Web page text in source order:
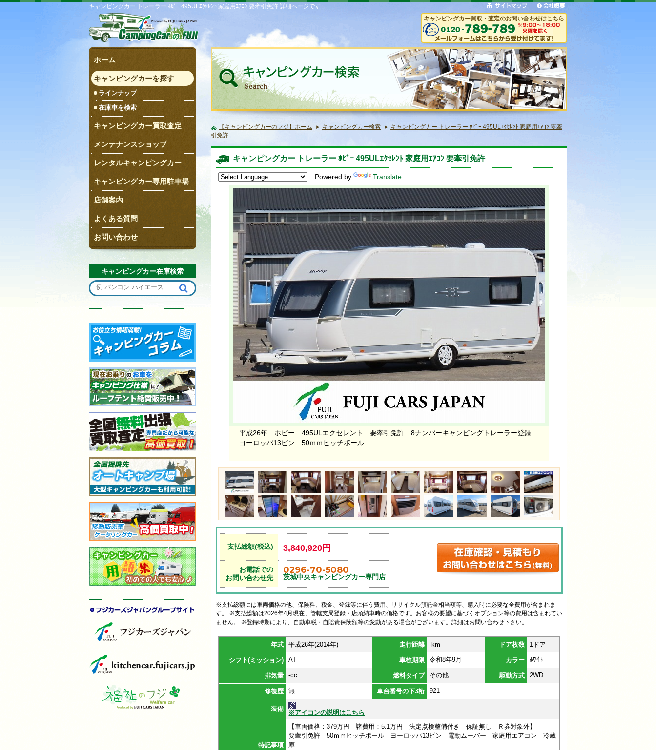
キャンピングカー トレーラー ﾎﾋﾞｰ 495ULｴｸｾﾚﾝﾄ 家庭用ｴｱｺﾝ 要牽引免許 詳細ページです
キャンピングカー買取・査定のお問い合わせはこちら
【キャンピングカーのフジ】ホーム キャンピングカー検索
キャンピングカー トレーラー ﾎﾋﾞｰ 495ULｴｸｾﾚﾝﾄ 家庭用ｴｱｺﾝ 要牽
引免許
キャンピングカー トレーラー ﾎﾋﾞｰ 495ULｴｸｾﾚﾝﾄ 家庭用ｴｱｺﾝ 要牽引免許
Powered by Translate
平成26年 ホビー 495ULエクセレント 要牽引免許 8ナンバーキャンピングトレーラー登録
ヨーロッパ13ピン 50ｍｍヒッチボール
支払総額(税込) 3,840,920円
お電話での
お問い合わせ先
0296-70-5080
茨城中央キャンピングカー専門店
※支払総額には車両価格の他、保険料、税金、登録等に伴う費用、リサイクル預託金相当額等、購入時に必要な全費用が含まれま
す。 ※支払総額は2026年4月現在、管轄支局登録・店頭納車時の価格です。お客様の要望に基づくオプション等の費用は含まれてい
ません。 ※登録時期により、自動車税・自賠責保険額等の変動がある場合がございます。詳細はお問い合わせ下さい。
年式 平成26年(2014年) 走行距離 -km ドア枚数 1ドア
シフト(ミッション) AT 車検期限 令和8年9月 カラー ﾎﾜｲﾄ
排気量 -cc 燃料タイプ その他 駆動方式 2WD
修復歴 無 車台番号の下3桁 921
装備
※アイコンの説明はこちら
特記事項
【車両価格：379万円 諸費用：5.1万円 法定点検整備付き 保証無し Ｒ券対象外】
要牽引免許 50ｍｍヒッチボール ヨーロッパ13ピン 電動ムーバー 家庭用エアコン 冷蔵
庫
ホーム
キャンピングカーを探す
ラインナップ
在庫車を検索
キャンピングカー買取査定
メンテナンスショップ
レンタルキャンピングカー
キャンピングカー専用駐車場
店舗案内
よくある質問
お問い合わせ
キャンピングカー在庫検索